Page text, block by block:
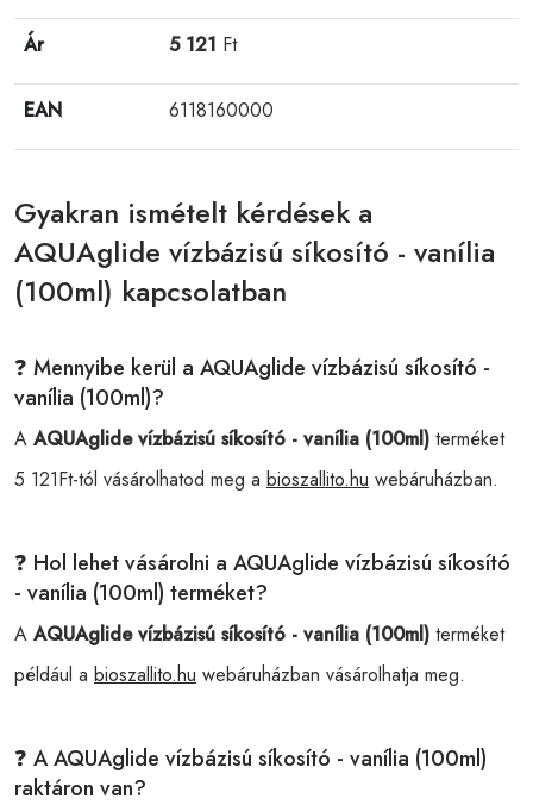
Ár 5 121 Ft
EAN 6118160000
Gyakran ismételt kérdések a
AQUAglide vízbázisú síkosító - vanília
(100ml) kapcsolatban
❓ Mennyibe kerül a AQUAglide vízbázisú síkosító -
vanília (100ml)?
A AQUAglide vízbázisú síkosító - vanília (100ml) terméket
5 121Ft-tól vásárolhatod meg a bioszallito.hu webáruházban.
❓ Hol lehet vásárolni a AQUAglide vízbázisú síkosító
- vanília (100ml) terméket?
A AQUAglide vízbázisú síkosító - vanília (100ml) terméket
például a bioszallito.hu webáruházban vásárolhatja meg.
❓ A AQUAglide vízbázisú síkosító - vanília (100ml)
raktáron van?